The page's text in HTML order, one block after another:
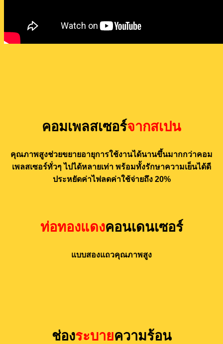
คอมเพลสเซอร์จากสเปน
คุณภาพสูงช่วยขยายอายุการใช้งานได้นานขึ้นมากกว่าคอม
เพลสเซอร์ทั่วๆ ไปได้หลายเท่า พร้อมทั้งรักษาความเย็นได้ดี
ประหยัดค่าไฟลดค่าใช้จ่ายถึง 20%
ท่อทองแดงคอนเดนเซอร์
แบบสองแถวคุณภาพสูง
ช่องระบายความร้อน